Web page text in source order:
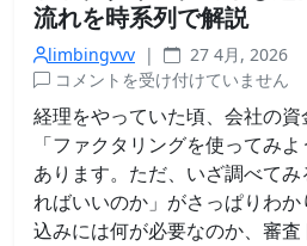
情
は
流れを時系列で解説
limbingvvv |
27 4月, 2026
フ
ァ
ク
タ
リ
ン
グ
コメントを受け付けていません
経理をやっていた頃、会社の
「ファクタリングを使ってみ
あります。ただ、いざ調べて
ればいいのか」がさっぱりわ
込みには何が必要なのか、審